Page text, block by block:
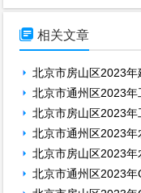
 相关文章
北京市房山区2023年
北京市通州区2023年
北京市房山区2023年
北京市通州区2023年
北京市房山区2023年
北京市通州区2023年